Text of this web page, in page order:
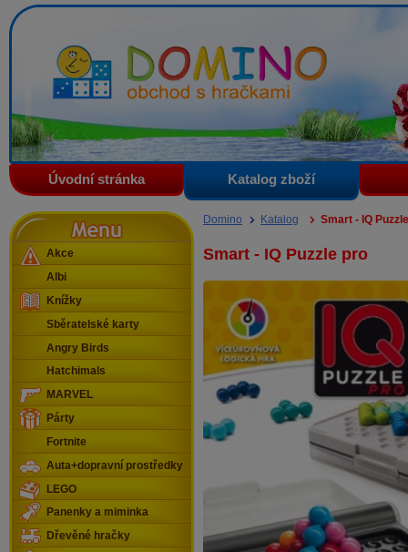
Domino - obchod s hračkami
Úvodní stránka Katalog zboží
Domino Katalog Smart - IQ
Smart - IQ Puzzle pro
Menu
Akce
Albi
Knížky
Sběratelské karty
Angry Birds
Hatchimals
MARVEL
Párty
Fortnite
Auta+dopravní prostředky
LEGO
Panenky a miminka
Dřevěné hračky